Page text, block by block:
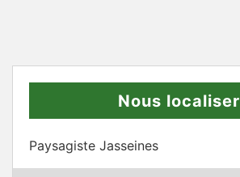
Nous localiser
Paysagiste Jasseines